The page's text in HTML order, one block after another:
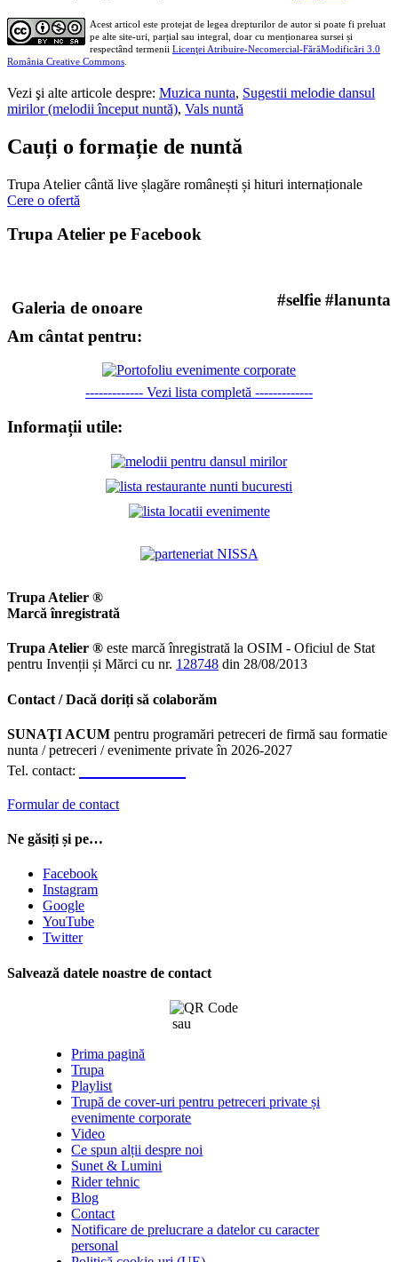
Acest articol este protejat de legea drepturilor de autor si poate fi preluat
pe alte site-uri, parțial sau integral, doar cu menționarea sursei și
respectând termenii Licenţei Atribuire-Necomercial-FărăModificări 3.0
România Creative Commons
Vezi şi alte articole despre: Muzica nunta, Sugestii melodie dansul
mirilor (melodii început nuntă), Vals nuntă
Cauți o formație de nuntă
Trupa Atelier cântă live șlagăre românești și hituri internaționale
Cere o ofertă
Trupa Atelier pe Facebook
Galeria de onoare
#selfie #lanunta
Am cântat pentru:
------------- Vezi lista completă -------------
Informații utile:
Trupa Atelier ®
Marcă înregistrată
Trupa Atelier ® este marcă înregistrată la OSIM - Oficiul de Stat
pentru Invenții și Mărci cu nr. 128748 din 28/08/2013
Contact / Dacă doriți să colaborăm
SUNAŢI ACUM pentru programări petreceri de firmă sau formatie
nunta / petreceri / evenimente private în 2026-2027
Tel. contact:
Formular de contact
Ne găsiți și pe…
Facebook
Instagram
Google
YouTube
Twitter
Salvează datele noastre de contact
sau
Prima pagină
Trupa
Playlist
Trupă de cover-uri pentru petreceri private și
evenimente corporate
Video
Ce spun alții despre noi
Sunet & Lumini
Rider tehnic
Blog
Contact
Notificare de prelucrare a datelor cu caracter
personal